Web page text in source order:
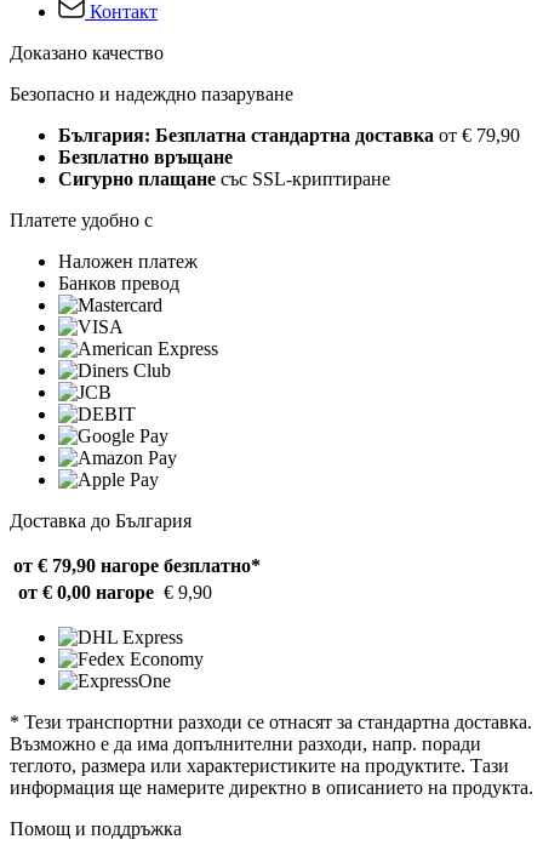
Контакт
Доказано качество
Безопасно и надеждно пазаруване
България: Безплатна стандартна доставка от € 79,90
Безплатно връщане
Сигурно плащане със SSL-криптиране
Платете удобно с
Наложен платеж
Банков превод
Доставка до България
от € 79,90 нагоре безплатно*
от € 0,00 нагоре € 9,90
* Тези транспортни разходи се отнасят за стандартна доставка.
Възможно е да има допълнителни разходи, напр. поради
теглото, размера или характеристиките на продуктите. Тази
информация ще намерите директно в описанието на продукта.
Помощ и поддръжка